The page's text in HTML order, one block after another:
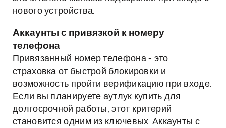
нового устройства.
Аккаунты с привязкой к номеру
телефона
Привязанный номер телефона - это
страховка от быстрой блокировки и
возможность пройти верификацию при входе.
Если вы планируете аутлук купить для
долгосрочной работы, этот критерий
становится одним из ключевых. Аккаунты с